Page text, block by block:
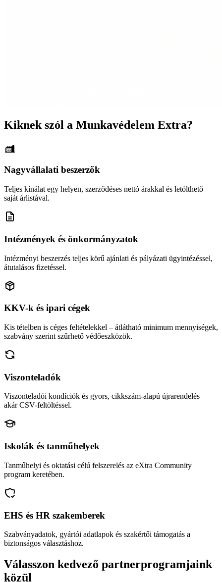
Kiknek szól a Munkavédelem Extra?
Nagyvállalati beszerzők
Teljes kínálat egy helyen, szerződéses nettó árakkal és letölthető
saját árlistával.
Intézmények és önkormányzatok
Intézményi beszerzés teljes körű ajánlati és pályázati ügyintézéssel,
átutalásos fizetéssel.
KKV-k és ipari cégek
Kis tételben is céges feltételekkel – átlátható minimum mennyiségek,
szabvány szerint szűrhető védőeszközök.
Viszonteladók
Viszonteladói kondíciók és gyors, cikkszám-alapú újrarendelés –
akár CSV-feltöltéssel.
Iskolák és tanműhelyek
Tanműhelyi és oktatási célú felszerelés az eXtra Community
program keretében.
EHS és HR szakemberek
Szabványadatok, gyártói adatlapok és szakértői támogatás a
biztonságos választáshoz.
Válasszon kedvező partnerprogramjaink
közül